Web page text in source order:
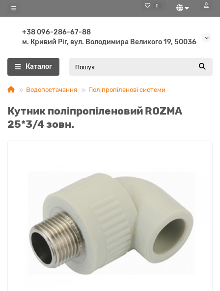
0
+38 096-286-67-88
м. Кривий Ріг, вул. Володимира Великого 19, 50036
Каталог
Водопостачання Поліпропіленові системи
Кутник поліпропіленовий ROZMA
25*3/4 зовн.